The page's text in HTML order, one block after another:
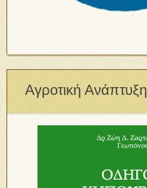
Αγροτική Ανάπτυξη